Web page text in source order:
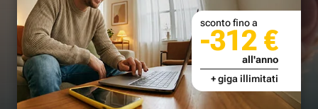
sconto fino a
-312 €
all'anno
+ giga illimitati